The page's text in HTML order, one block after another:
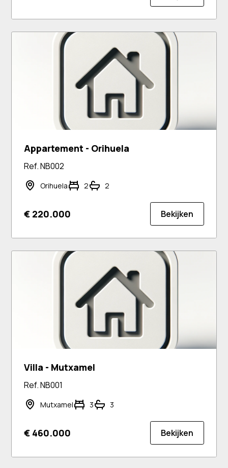
Appartement - Orihuela
Ref. NB002
Orihuela 2 2
€ 220.000 Bekijken
Villa - Mutxamel
Ref. NB001
Mutxamel 3 3
€ 460.000 Bekijken